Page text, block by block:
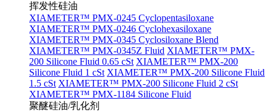
挥发性硅油
XIAMETER™ PMX-0245 Cyclopentasiloxane
XIAMETER™ PMX-0246 Cyclohexasiloxane
XIAMETER™ PMX-0345 Cyclosiloxane Blend
XIAMETER™ PMX-0345Z Fluid XIAMETER™ PMX-
200 Silicone Fluid 0.65 cSt XIAMETER™ PMX-200
Silicone Fluid 1 cSt XIAMETER™ PMX-200 Silicone Fluid
1.5 cSt XIAMETER™ PMX-200 Silicone Fluid 2 cSt
XIAMETER™ PMX-1184 Silicone Fluid
聚醚硅油/乳化剂